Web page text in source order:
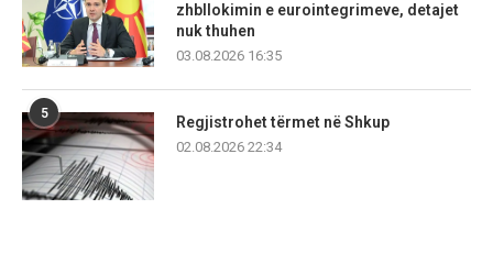
zhbllokimin e eurointegrimeve, detajet
nuk thuhen
03.08.2026 16:35
5
Regjistrohet tërmet në Shkup
02.08.2026 22:34